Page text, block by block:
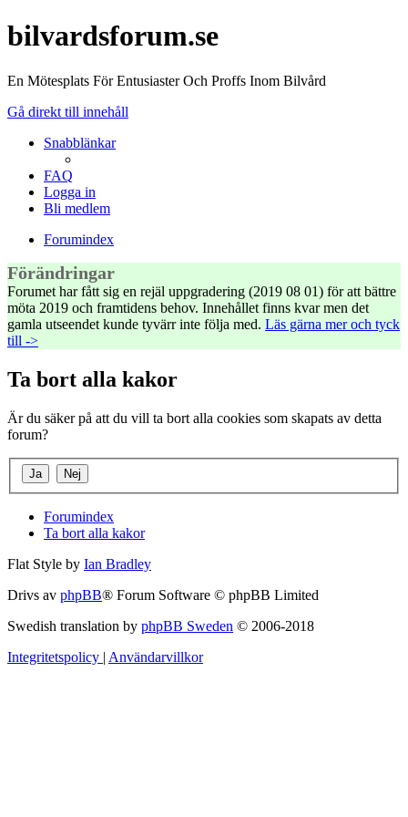
bilvardsforum.se
En Mötesplats För Entusiaster Och Proffs Inom Bilvård
Gå direkt till innehåll
Snabblänkar
FAQ
Logga in
Bli medlem
Forumindex
Förändringar
Forumet har fått sig en rejäl uppgradering (2019 08 01) för att bättre
möta 2019 och framtidens behov. Innehållet finns kvar men det
gamla utseendet kunde tyvärr inte följa med. Läs gärna mer och tyck
till ->
Ta bort alla kakor
Är du säker på att du vill ta bort alla cookies som skapats av detta
forum?
Forumindex
Ta bort alla kakor
Flat Style by Ian Bradley
Drivs av phpBB® Forum Software © phpBB Limited
Swedish translation by phpBB Sweden © 2006-2018
Integritetspolicy | Användarvillkor